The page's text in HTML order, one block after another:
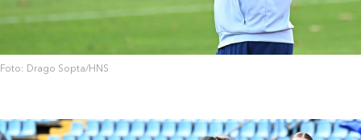
Foto: Drago Sopta/HNS